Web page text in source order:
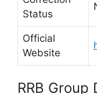
Status
Official
Website
RRB Group